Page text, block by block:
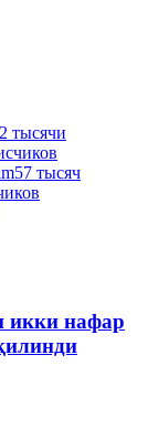
2 тысячи
57 тысяч
икки нафар